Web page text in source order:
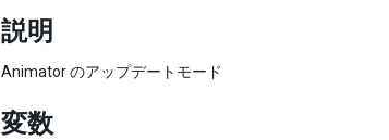
説明
Animator のアップデートモード
変数